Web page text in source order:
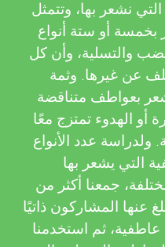
نشعر بها، وتتمثل
بخمسة أو ستة أنواع
والتسلية، وأن كل
عن غيرها. وثمة
بعواطف متناقضة
أو الهدوء تمتزج معًا
عدد الأنواع
التي يشعر بها
جمعنا أكثر من
أبلغ عنها المشاركون ذاتيًا
عاطفية، ثم استخدمنا